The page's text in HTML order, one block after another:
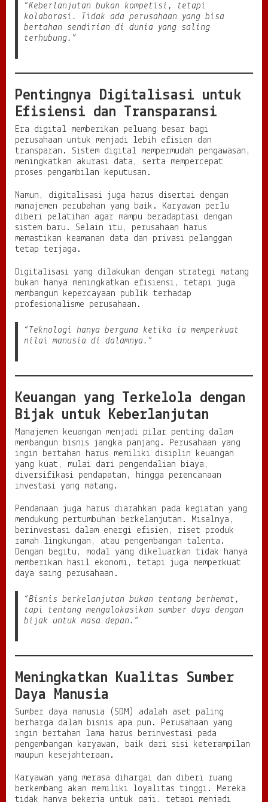
“Keberlanjutan bukan kompetisi, tetapi
kolaborasi. Tidak ada perusahaan yang bisa
bertahan sendirian di dunia yang saling
terhubung.”
Pentingnya Digitalisasi untuk
Efisiensi dan Transparansi
Era digital memberikan peluang besar bagi
perusahaan untuk menjadi lebih efisien dan
transparan. Sistem digital mempermudah pengawasan,
meningkatkan akurasi data, serta mempercepat
proses pengambilan keputusan.
Namun, digitalisasi juga harus disertai dengan
manajemen perubahan yang baik. Karyawan perlu
diberi pelatihan agar mampu beradaptasi dengan
sistem baru. Selain itu, perusahaan harus
memastikan keamanan data dan privasi pelanggan
tetap terjaga.
Digitalisasi yang dilakukan dengan strategi matang
bukan hanya meningkatkan efisiensi, tetapi juga
membangun kepercayaan publik terhadap
profesionalisme perusahaan.
“Teknologi hanya berguna ketika ia memperkuat
nilai manusia di dalamnya.”
Keuangan yang Terkelola dengan
Bijak untuk Keberlanjutan
Manajemen keuangan menjadi pilar penting dalam
membangun bisnis jangka panjang. Perusahaan yang
ingin bertahan harus memiliki disiplin keuangan
yang kuat, mulai dari pengendalian biaya,
diversifikasi pendapatan, hingga perencanaan
investasi yang matang.
Pendanaan juga harus diarahkan pada kegiatan yang
mendukung pertumbuhan berkelanjutan. Misalnya,
berinvestasi dalam energi efisien, riset produk
ramah lingkungan, atau pengembangan talenta.
Dengan begitu, modal yang dikeluarkan tidak hanya
memberikan hasil ekonomi, tetapi juga memperkuat
daya saing perusahaan.
“Bisnis berkelanjutan bukan tentang berhemat,
tapi tentang mengalokasikan sumber daya dengan
bijak untuk masa depan.”
Meningkatkan Kualitas Sumber
Daya Manusia
Sumber daya manusia (SDM) adalah aset paling
berharga dalam bisnis apa pun. Perusahaan yang
ingin bertahan lama harus berinvestasi pada
pengembangan karyawan, baik dari sisi keterampilan
maupun kesejahteraan.
Karyawan yang merasa dihargai dan diberi ruang
berkembang akan memiliki loyalitas tinggi. Mereka
tidak hanya bekerja untuk gaji, tetapi menjadi